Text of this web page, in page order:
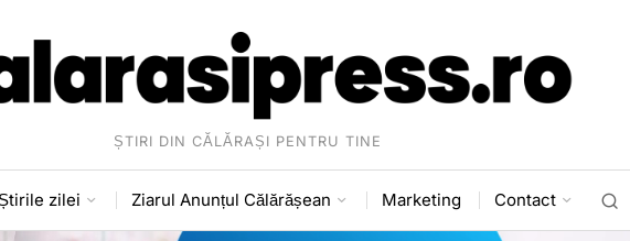
ȘTIRI DIN CĂLĂRAȘI PENTRU TINE
zilei Ziarul Anunțul Călărășean Marketing Contact